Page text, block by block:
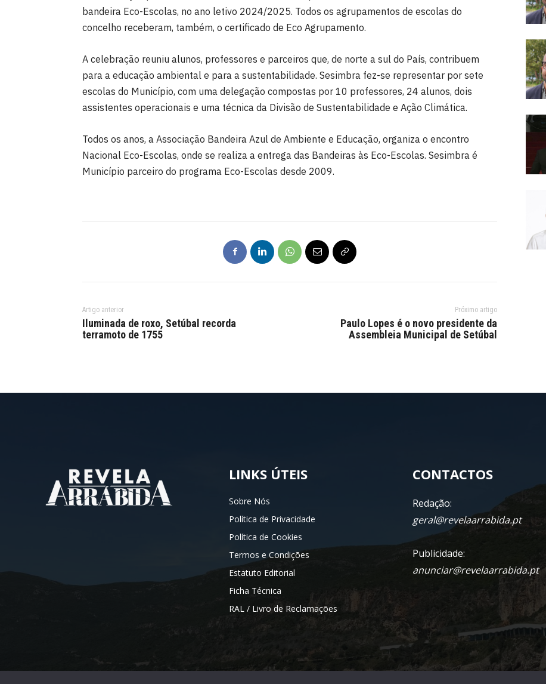
bandeira Eco-Escolas, no ano letivo 2024/2025. Todos os agrupamentos de escolas do
concelho receberam, também, o certificado de Eco Agrupamento.
A celebração reuniu alunos, professores e parceiros que, de norte a sul do País, contribuem
para a educação ambiental e para a sustentabilidade. Sesimbra fez-se representar por sete
escolas do Município, com uma delegação compostas por 10 professores, 24 alunos, dois
assistentes operacionais e uma técnica da Divisão de Sustentabilidade e Ação Climática.
Todos os anos, a Associação Bandeira Azul de Ambiente e Educação, organiza o encontro
Nacional Eco-Escolas, onde se realiza a entrega das Bandeiras às Eco-Escolas. Sesimbra é
Município parceiro do programa Eco-Escolas desde 2009.
Artigo anterior
Iluminada de roxo, Setúbal recorda
terramoto de 1755
Próximo artigo
Paulo Lopes é o novo presidente da
Assembleia Municipal de Setúbal
LINKS ÚTEIS
Sobre Nós
Política de Privacidade
Política de Cookies
Termos e Condições
Estatuto Editorial
Ficha Técnica
RAL / Livro de Reclamações
CONTACTOS
Redação:
geral@revelaarrabida.pt
Publicidade:
anunciar@revelaarrabida.pt